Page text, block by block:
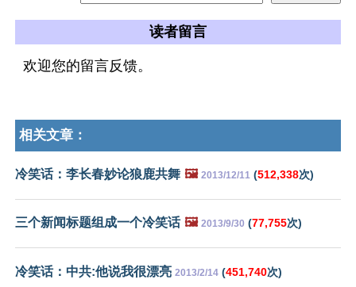
读者留言
欢迎您的留言反馈。
相关文章：
冷笑话：李长春妙论狼鹿共舞 🖼️ 2013/12/11 (512,338次)
三个新闻标题组成一个冷笑话 🖼️ 2013/9/30 (77,755次)
冷笑话：中共:他说我很漂亮 2013/2/14 (451,740次)